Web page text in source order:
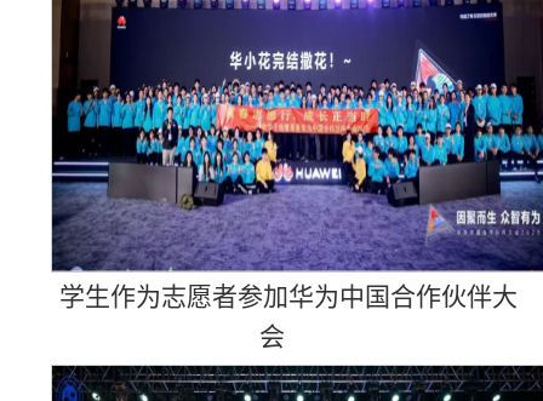
学生作为志愿者参加华为中国合作伙伴大
会